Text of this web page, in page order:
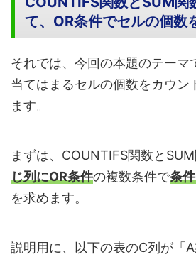
て、OR条件でセルの個数
それでは、今回の本題のテーマ
当てはまるセルの個数をカウン
ます。
まずは、COUNTIFS関数とSUM
じ列にOR条件の複数条件で条
を求めます。
説明用に、以下の表のC列が「